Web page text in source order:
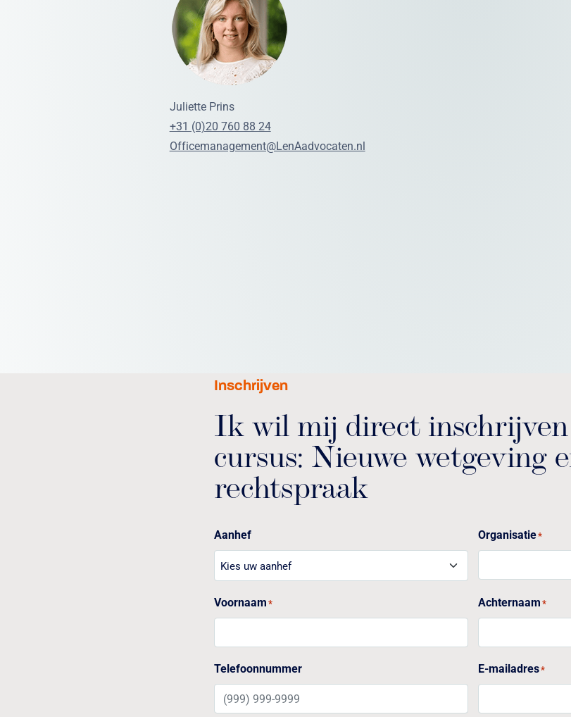
Juliette Prins
+31 (0)20 760 88 24
Officemanagement@LenAadvocaten.nl
Inschrijven
Ik wil mij direct
cursus: Nieuwe wetgeving
rechtspraak
Aanhef Organisatie*
Voornaam* Achternaam*
Telefoonnummer E-mailadres*